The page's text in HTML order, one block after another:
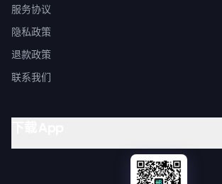
服务协议
隐私政策
退款政策
联系我们